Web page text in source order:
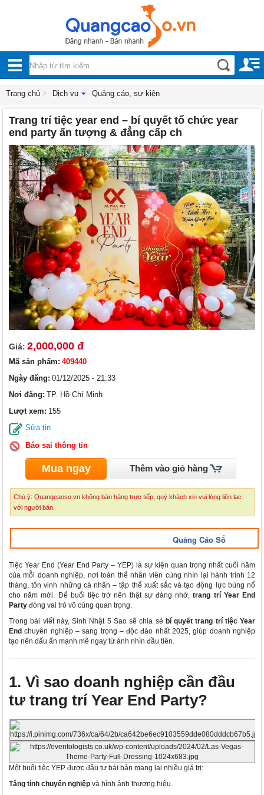
BỘ
DANH
MỤC
Nội, ngoại thất
Điện thoại, Viễn thông
Dịch vụ
Công nghiệp, xây dựng
Trang chủ Dịch vụ Quảng cáo, sự kiện
Trang trí tiệc year end – bí quyết tổ chức year
end party ấn tượng & đẳng cấp ch
Giá: 2,000,000 đ
Mã sản phẩm: 409440
Ngày đăng: 01/12/2025 - 21:33
Nơi đăng: TP. Hồ Chí Minh
Lượt xem: 155
Sửa tin
Báo sai thông tin
Mua ngay Thêm vào giỏ hàng
Chú ý: Quangcaoso.vn không bán hàng trực tiếp, quý khách xin vui lòng liên lạc
với người bán.
Quảng Cáo Số
Tiệc Year End (Year End Party – YEP) là sự kiện quan trọng nhất cuối năm
của mỗi doanh nghiệp, nơi toàn thể nhân viên cùng nhìn lại hành trình 12
tháng, tôn vinh những cá nhân – tập thể xuất sắc và tạo động lực bùng nổ
cho năm mới. Để buổi tiệc trở nên thật sự đáng nhớ,trang trí Year End
Party đóng vai trò vô cùng quan trọng.
Trong bài viết này, Sinh Nhật 5 Sao sẽ chia sẻ bí quyết trang trí tiệc Year
End chuyên nghiệp – sang trọng – độc đáo nhất 2025, giúp doanh nghiệp
tạo nên dấu ấn mạnh mẽ ngay từ ánh nhìn đầu tiên.
1. Vì sao doanh nghiệp cần đầu
tư trang trí Year End Party?
Một buổi tiệc YEP được đầu tư bài bản mang lại nhiều giá trị:
Tăng tính chuyên nghiệp và hình ảnh thương hiệu.